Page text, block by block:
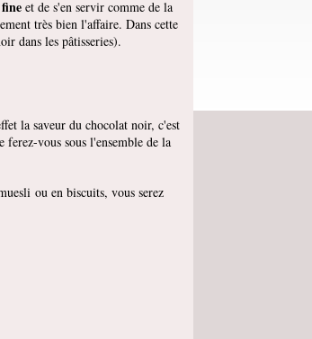
et de s'en servir comme de la
très bien l'affaire. Dans cette
dans les pâtisseries).
la saveur du chocolat noir, c'est
ferez-vous sous l'ensemble de la
ou en biscuits, vous serez